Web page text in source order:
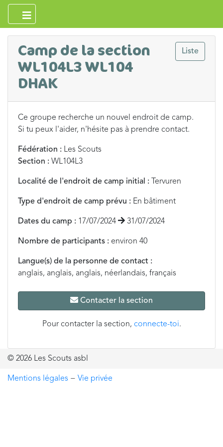
Liste
Camp de la section
WL104L3 WL104
DHAK
Ce groupe recherche un nouvel endroit de camp.
Si tu peux l'aider, n'hésite pas à prendre contact.
Fédération : Les Scouts
Section : WL104L3
Localité de l'endroit de camp initial : Tervuren
Type d'endroit de camp prévu : En bâtiment
Dates du camp : 17/07/2024 31/07/2024
Nombre de participants : environ 40
Langue(s) de la personne de contact :
anglais, anglais, anglais, néerlandais, français
Contacter la section
Pour contacter la section, connecte-toi.
© 2026 Les Scouts asbl
Mentions légales − Vie privée